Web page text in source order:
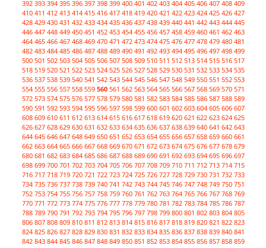
392 393 394 395 396 397 398 399 400 401 402 403 404 405 406 407 408 409
410 411 412 413 414 415 416 417 418 419 420 421 422 423 424 425 426 427
428 429 430 431 432 433 434 435 436 437 438 439 440 441 442 443 444 445
446 447 448 449 450 451 452 453 454 455 456 457 458 459 460 461 462 463
464 465 466 467 468 469 470 471 472 473 474 475 476 477 478 479 480 481
482 483 484 485 486 487 488 489 490 491 492 493 494 495 496 497 498 499
500 501 502 503 504 505 506 507 508 509 510 511 512 513 514 515 516 517
518 519 520 521 522 523 524 525 526 527 528 529 530 531 532 533 534 535
536 537 538 539 540 541 542 543 544 545 546 547 548 549 550 551 552 553
554 555 556 557 558 559 560 561 562 563 564 565 566 567 568 569 570 571
572 573 574 575 576 577 578 579 580 581 582 583 584 585 586 587 588 589
590 591 592 593 594 595 596 597 598 599 600 601 602 603 604 605 606 607
608 609 610 611 612 613 614 615 616 617 618 619 620 621 622 623 624 625
626 627 628 629 630 631 632 633 634 635 636 637 638 639 640 641 642 643
644 645 646 647 648 649 650 651 652 653 654 655 656 657 658 659 660 661
662 663 664 665 666 667 668 669 670 671 672 673 674 675 676 677 678 679
680 681 682 683 684 685 686 687 688 689 690 691 692 693 694 695 696 697
698 699 700 701 702 703 704 705 706 707 708 709 710 711 712 713 714 715
716 717 718 719 720 721 722 723 724 725 726 727 728 729 730 731 732 733
734 735 736 737 738 739 740 741 742 743 744 745 746 747 748 749 750 751
752 753 754 755 756 757 758 759 760 761 762 763 764 765 766 767 768 769
770 771 772 773 774 775 776 777 778 779 780 781 782 783 784 785 786 787
788 789 790 791 792 793 794 795 796 797 798 799 800 801 802 803 804 805
806 807 808 809 810 811 812 813 814 815 816 817 818 819 820 821 822 823
824 825 826 827 828 829 830 831 832 833 834 835 836 837 838 839 840 841
842 843 844 845 846 847 848 849 850 851 852 853 854 855 856 857 858 859